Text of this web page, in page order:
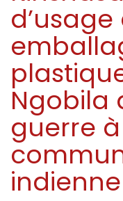
d’usage
Ngobila
guerre
indienne